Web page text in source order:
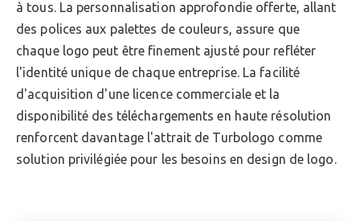
à tous. La personnalisation approfondie offerte, allant
des polices aux palettes de couleurs, assure que
chaque logo peut être finement ajusté pour refléter
l'identité unique de chaque entreprise. La facilité
d'acquisition d'une licence commerciale et la
disponibilité des téléchargements en haute résolution
renforcent davantage l'attrait de Turbologo comme
solution privilégiée pour les besoins en design de logo.